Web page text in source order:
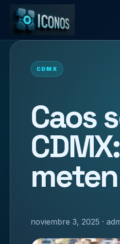
CDMX
Caos
noviembre 3, 2025 ·